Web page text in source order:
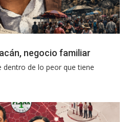
negocio familiar
dentro de lo peor que tiene